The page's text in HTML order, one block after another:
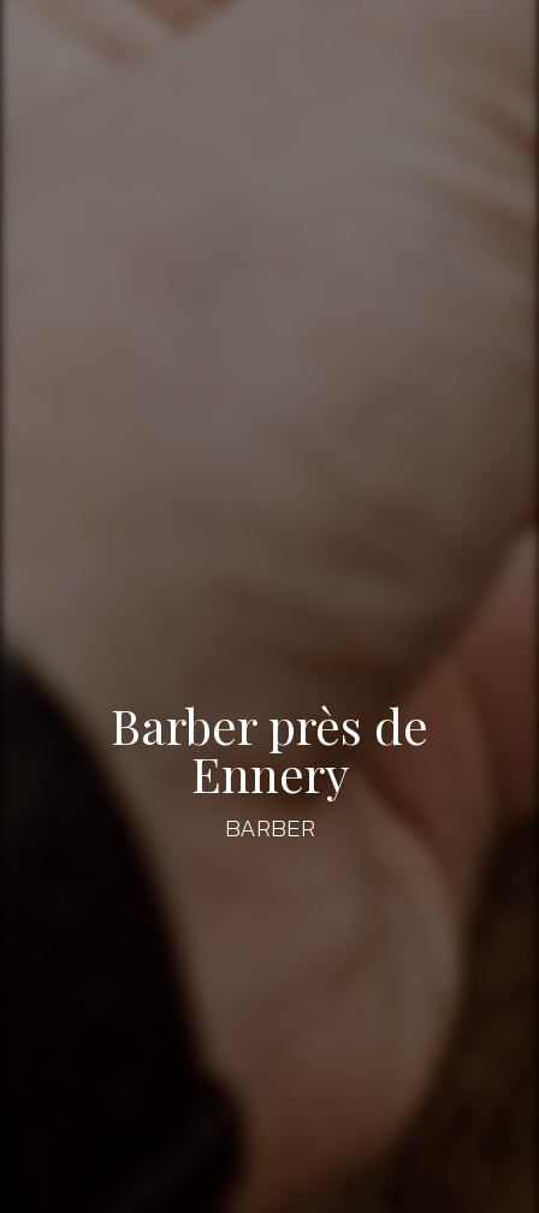
Barber près de
Ennery
BARBER